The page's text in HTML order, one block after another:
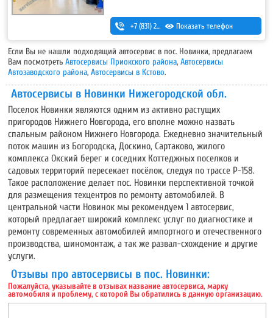
+7 (831) 262-12-18 ,+7-987-081-26-25
Показать телефон
Если Вы не нашли подходящий автосервис в пос. Новинки, предлагаем
Вам посмотретьАвтосервисы Приокского района,Автосервисы
Автозаводского района,Автосервисы в Кстово.
Автосервисы в Новинки Нижегородской обл.
Поселок Новинки являются одним из активно растущих
пригородов Нижнего Новгорода, его вполне можно назвать
спальным районом Нижнего Новгорода. Ежедневно значительный
поток машин из Богородска, Доскино, Сартаково, жилого
комплекса Окский берег и соседних Коттеджных поселков и
садовых территорий пересекает посёлок, следуя по трассе Р-158.
Такое расположение делает пос. Новинки перспективной точкой
для размещения техцентров по ремонту автомобилей. В
центральной части Новинок мы рекомендуем1 автосервис,
который предлагает широкий комплекс услуг по диагностике и
ремонту современных автомобилей импортного и отечественного
производства, шиномонтаж, а так же развал-схождение и другие
услуги.
Отзывы про автосервисы в пос. Новинки:
Пожалуйста, указывайте в отзывах название автосервиса, марку
автомобиля и проблему, с которой Вы обратились в данную организацию.